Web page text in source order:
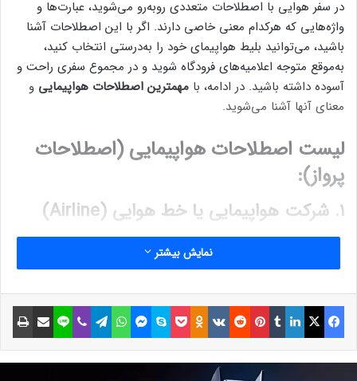
در سفر هوایی با اصطلاحات متعددی روبه‌رو می‌شوید، عبارت‌ها و
واژه‌هایی که هرکدام معنی خاصی دارند. اگر با این اصطلاحات آشنا
باشید، می‌توانید بلیط هواپیمای خود را به‌درستی انتخاب کنید،
به‌موقع متوجه اعلامیه‌های فرودگاه شوید و در مجموع سفری راحت و
آسوده داشته باشید. در ادامه، با مهمترین اصطلاحات هواپیمایی و
معنای آنها آشنا می‌شوید.
لیست اصطلاحات هواپیمایی (اصطلاحات
پرواز):
۱. شرکت هواپیمایی یا خط هوایی (Airline)
شرکت هواپیمایی تعدادی هواپیما در اختیار دارد و اگر قصدسفر
دارید، می‌توانید برایخرید بلیط هواپیما
۲. پروازهای ورودی (Arrivals)
بخشی از فرودگاه است که مسافران بعد از پیاده‌شدن از هواپیما به
آن وارد می‌شوند.
نمایش بیشتر
فیسبوک ایکس لینکداین تامبلر پینتریست Reddit
VKontakte
Odnoklassniki پاکت اسکایپ مسنجر واتس آپ تلگرام وایبر لاین اشتراک گذاری با ایمیل